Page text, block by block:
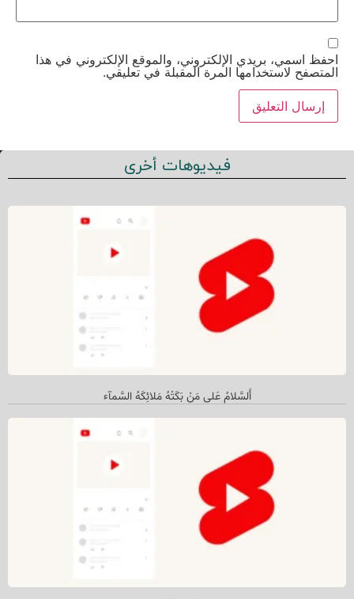
احفظ اسمي، بريدي الإلكتروني، والموقع الإلكتروني في هذا
المتصفح لاستخدامها المرة المقبلة في تعليقي.
فيديوهات أخرى
أَلسَّلامُ عَلى مَنْ بَکَتْهُ مَلائِکَهُ السَّمآء